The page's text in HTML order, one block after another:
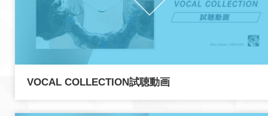
VOCAL COLLECTION試聴動画